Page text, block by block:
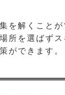
を解くことが
所を選ばず
ができます。